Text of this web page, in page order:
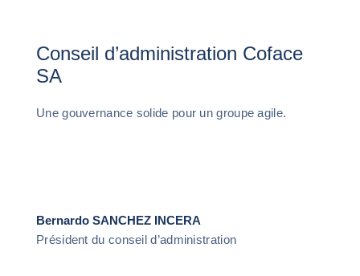
Conseil d’administration Coface
SA
Une gouvernance solide pour un groupe agile.
Bernardo SANCHEZ INCERA
Président du conseil d’administration